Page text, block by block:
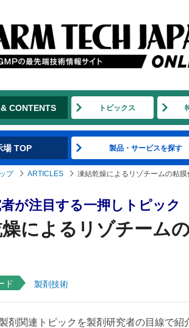
CONTENTS トピックス
場 TOP 製品・サービスを探す
プ ARTICLES 凍結乾燥によるリゾチームの粘
が注目する一押しトピック
によるリゾチーム
ド 製剤技術
剤関連トピックを製剤研究者の目線で紹